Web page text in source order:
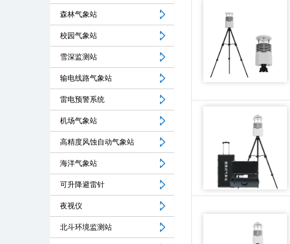
森林气象站
校园气象站
雪深监测站
输电线路气象站
雷电预警系统
机场气象站
高精度风蚀自动气象站
海洋气象站
可升降避雷针
夜视仪
北斗环境监测站